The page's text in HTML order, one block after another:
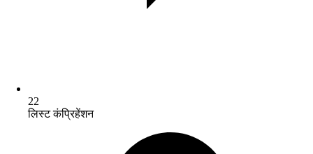
22
लिस्ट कंप्रिहेंशन